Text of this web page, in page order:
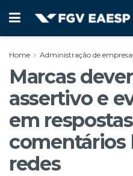
Home Administração de
Marcas
assertivo e
em
comentários
redes